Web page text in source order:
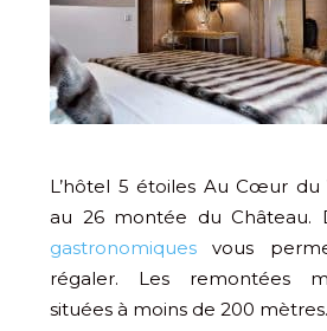
L’hôtel 5 étoiles Au Cœur du
au 26 montée du Château.
gastronomiques vous
régaler. Les remontées
situées à moins de 200 mètres.